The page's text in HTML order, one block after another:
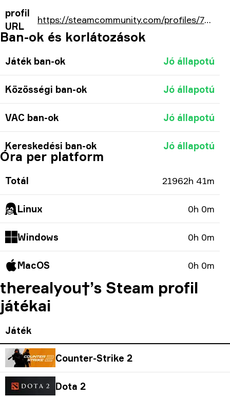
profil
URL
https://steamcommunity.com/profiles/76561198156778414/
Ban-ok és korlátozások
Játék ban-ok Jó állapotú
Közösségi ban-ok Jó állapotú
VAC ban-ok Jó állapotú
Kereskedési ban-ok Jó állapotú
Óra per platform
Totál 21962h 41m
Linux 0h 0m
Windows 0h 0m
MacOS 0h 0m
therealyou†’s Steam profil
játékai
Játék
Counter-Strike 2
Dota 2